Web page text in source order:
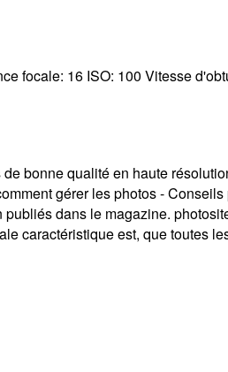
focale: 16 ISO: 100 Vitesse
bonne qualité en haute
gérer les photos -
dans le magazine.
caractéristique est, que toutes